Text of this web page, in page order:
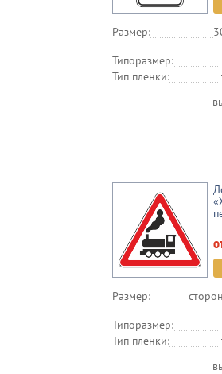
Размер:
Типоразмер:
Тип пленки:
Размер:
Типоразмер:
Тип пленки: